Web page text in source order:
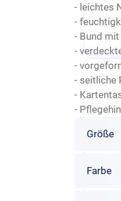
- leichtes
-
- Bund
-
-
- seitliche
-
-
Größe
Farbe